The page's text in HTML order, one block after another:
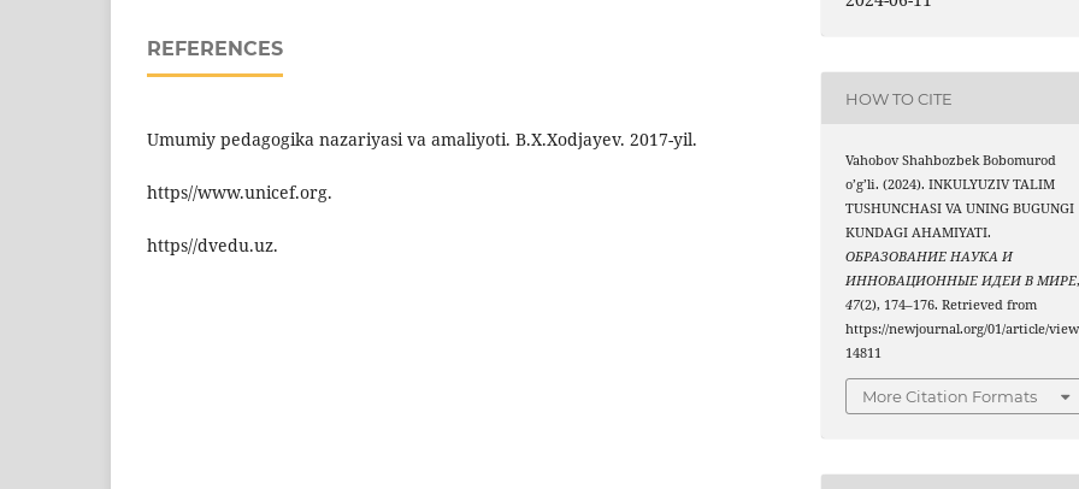
REFERENCES
Umumiy pedagogika nazariyasi va amaliyoti. B.X.Xodjayev. 2017-yil.
https//www.unicef.org.
https//dvedu.uz.
HOW TO CITE
Vahobov Shahbozbek Bobomurod
o’g’li. (2024). INKULYUZIV TALIM
TUSHUNCHASI VA UNING BUGUNGI
KUNDAGI AHAMIYATI.
ОБРАЗОВАНИЕ НАУКА И
ИННОВАЦИОННЫЕ ИДЕИ В МИРЕ
47(2), 174–176. Retrieved from
https://newjournal.org/01/article/
14811
More Citation Formats